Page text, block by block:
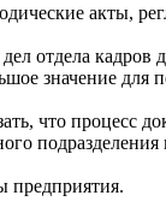
акты,
отдела
значение для
что процесс
подразделения
предприятия.